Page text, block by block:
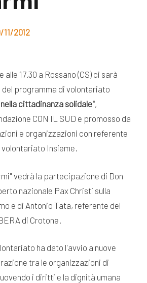
11/2012
alle 17.30 a Rossano (CS) ci sarà
del programma di volontariato
cittadinanza solidale",
CON IL SUD e promosso da
e organizzazioni con referente
volontariato Insieme.
vedrà la partecipazione di Don
nazionale Pax Christi sulla
e di Antonio Tata, referente del
di Crotone.
ha dato l'avvio a nuove
tra le organizzazioni di
i diritti e la dignità umana
pubblicazioni
Docufilm
Videomagazine
e blog progetti